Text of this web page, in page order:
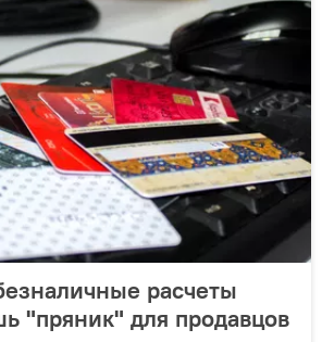
расчеты
"пряник" для продавцов